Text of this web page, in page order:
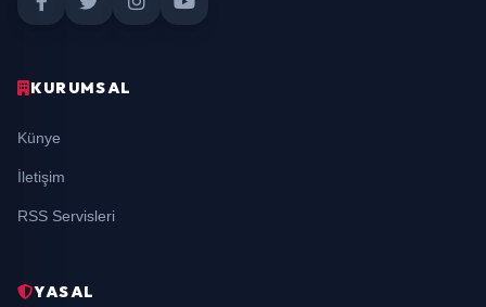
KURUMSAL
Künye
İletişim
RSS Servisleri
YASAL